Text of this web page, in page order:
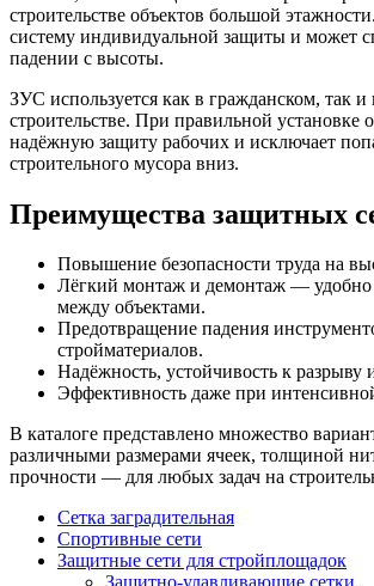
строительстве объектов большой
систему индивидуальной защиты и может
падении с высоты.
ЗУС используется как в гражданском, так
строительстве. При правильной установке
надёжную защиту рабочих и исключает
строительного мусора вниз.
Преимущества защитных
Повышение безопасности труда на
Лёгкий монтаж и демонтаж — удобно
между объектами.
Предотвращение падения
стройматериалов.
Надёжность, устойчивость к разрыву
Эффективность даже при
В каталоге представлено множество
различными размерами ячеек, толщиной
прочности — для любых задач на
Сетка заградительная
Спортивные сети
Защитные сети для стройплощадок